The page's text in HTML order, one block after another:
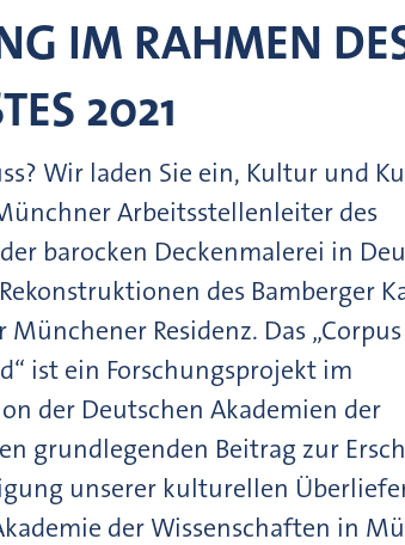
IM RAHMEN
2021
Wir laden Sie ein, Kultur und
Arbeitsstellenleiter des
barocken Deckenmalerei in
des Bamberger
Residenz. Das
ist ein Forschungsprojekt im
der Deutschen Akademien der
grundlegenden Beitrag zur
unserer kulturellen
der Wissenschaften in